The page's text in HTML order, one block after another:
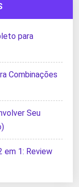
para
Combinações
Seu
em 1: Review